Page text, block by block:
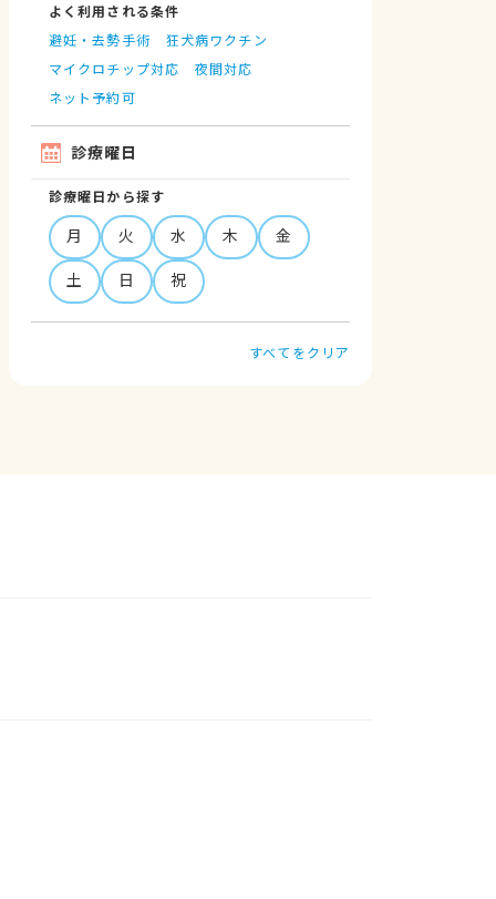
よく利用される条件
避妊・去勢手術
狂犬病ワクチン
マイクロチップ対応
夜間対応
ネット予約可
診療曜日
診療曜日から探す
月 火 水 木
金
土
日 祝
すべてをクリア